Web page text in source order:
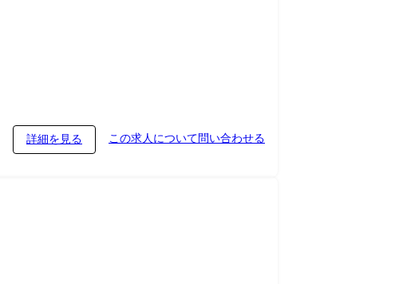
ジネス観点(商売力)を磨き、成長することができる
に入っていただきます。 そのため、実務未経験の領
査装置メーカーのお客様の案件に参画いただきま
功に向けてマネジメントの対応、エンジニアリン
ソース調整などの対応、エンジニアリングにおいて
。 ●役割イメージ SE/機能リーダー [役割/仕事の内
名程度のチーム管理を行う プロジェクトリーダー
詳細を見る この求人について問い合わせる